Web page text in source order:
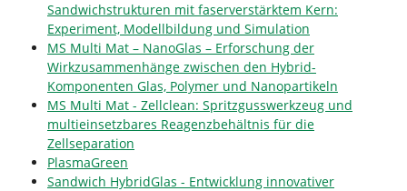
Sandwichstrukturen mit faserverstärktem Kern:
Experiment, Modellbildung und Simulation
MS Multi Mat – NanoGlas – Erforschung der
Wirkzusammenhänge zwischen den Hybrid-
Komponenten Glas, Polymer und Nanopartikeln
MS Multi Mat - Zellclean: Spritzgusswerkzeug und
multieinsetzbares Reagenzbehältnis für die
Zellseparation
PlasmaGreen
Sandwich HybridGlas - Entwicklung innovativer